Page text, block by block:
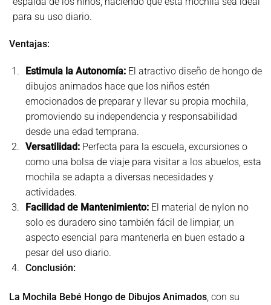
para su uso diario.
Ventajas:
Estimula la Autonomía:El atractivo diseño de hongo de
dibujos animados hace que los niños estén
emocionados de preparar y llevar su propia mochila,
promoviendo su independencia y responsabilidad
desde una edad temprana.
Versatilidad:Perfecta para la escuela, excursiones o
como una bolsa de viaje para visitar a los abuelos, esta
mochila se adapta a diversas necesidades y
actividades.
Facilidad de Mantenimiento:El material de nylon no
solo es duradero sino también fácil de limpiar, un
aspecto esencial para mantenerla en buen estado a
pesar del uso diario.
Conclusión:
La Mochila Bebé Hongo de Dibujos Animados, con su